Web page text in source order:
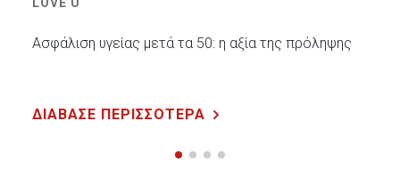
Ασφάλιση υγείας μετά τα 50: η αξία της πρόληψης
ΔΙΑΒΑΣΕ ΠΕΡΙΣΣΟΤΕΡΑ